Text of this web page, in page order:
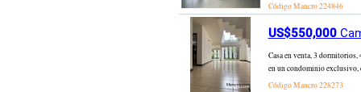
Código Mancro224846
US$550,000
Casa en venta, 3 dormitorios,
en un condominio exclusivo,
Código Mancro228273